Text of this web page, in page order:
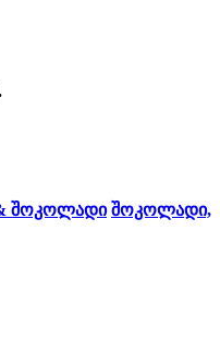
შოკოლადი შოკოლადი,